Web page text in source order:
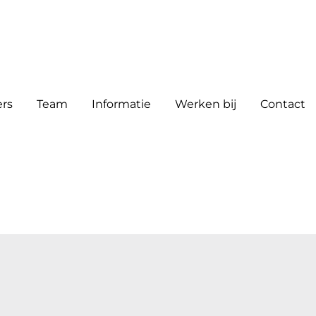
Team Informatie Werken bij Contact